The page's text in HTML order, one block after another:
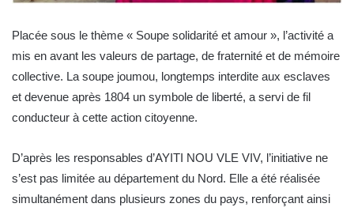
Placée sous le thème « Soupe solidarité et amour », l’activité a
mis en avant les valeurs de partage, de fraternité et de mémoire
collective. La soupe joumou, longtemps interdite aux esclaves
et devenue après 1804 un symbole de liberté, a servi de fil
conducteur à cette action citoyenne.
D’après les responsables d’AYITI NOU VLE VIV, l’initiative ne
s’est pas limitée au département du Nord. Elle a été réalisée
simultanément dans plusieurs zones du pays, renforçant ainsi